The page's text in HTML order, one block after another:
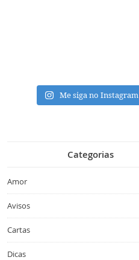
Me siga no Instagram
Categorias
Amor
Avisos
Cartas
Dicas